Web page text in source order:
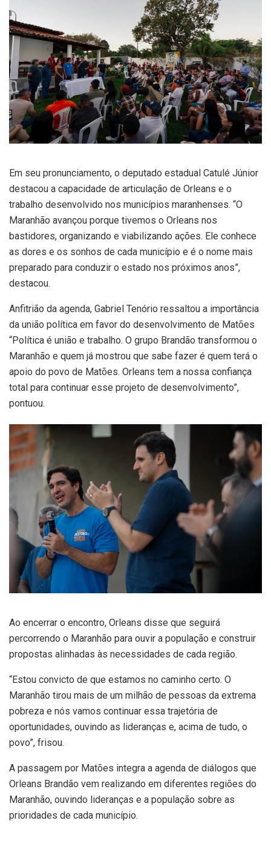
Em seu pronunciamento, o deputado estadual Catulé Júnior
destacou a capacidade de articulação de Orleans e o
trabalho desenvolvido nos municípios maranhenses. “O
Maranhão avançou porque tivemos o Orleans nos
bastidores, organizando e viabilizando ações. Ele conhece
as dores e os sonhos de cada município e é o nome mais
preparado para conduzir o estado nos próximos anos”,
destacou.
Anfitrião da agenda, Gabriel Tenório ressaltou a importância
da união política em favor do desenvolvimento de Matões
“Política é união e trabalho. O grupo Brandão transformou o
Maranhão e quem já mostrou que sabe fazer é quem terá o
apoio do povo de Matões. Orleans tem a nossa confiança
total para continuar esse projeto de desenvolvimento”,
pontuou.
Ao encerrar o encontro, Orleans disse que seguirá
percorrendo o Maranhão para ouvir a população e construir
propostas alinhadas às necessidades de cada região.
“Estou convicto de que estamos no caminho certo. O
Maranhão tirou mais de um milhão de pessoas da extrema
pobreza e nós vamos continuar essa trajetória de
oportunidades, ouvindo as lideranças e, acima de tudo, o
povo”, frisou.
A passagem por Matões integra a agenda de diálogos que
Orleans Brandão vem realizando em diferentes regiões do
Maranhão, ouvindo lideranças e a população sobre as
prioridades de cada município.